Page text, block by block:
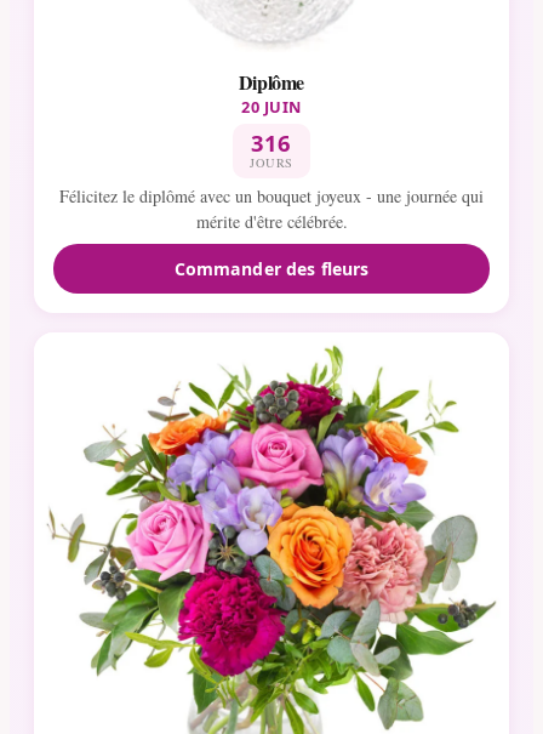
Diplôme
20 JUIN
316
JOURS
Félicitez le diplômé avec un bouquet joyeux - une journée qui
mérite d'être célébrée.
Commander des fleurs